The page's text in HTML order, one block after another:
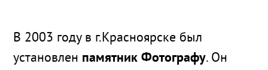
В 2003 году в г.Красноярске был
установлен памятник Фотографу. Он